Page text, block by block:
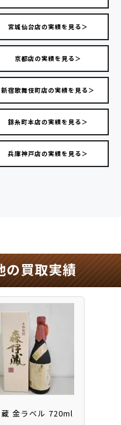
宮城仙台店の実績を見る＞
京都店の実績を見る＞
新宿歌舞伎町店の実績を見る＞
錦糸町本店の実績を見る＞
兵庫神戸店の実績を見る＞
買取実績
金ラベル 720ml